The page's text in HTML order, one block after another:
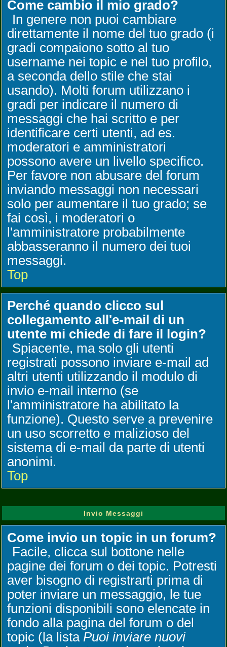
Come cambio il mio grado?
In genere non puoi cambiare
direttamente il nome del tuo grado (i
gradi compaiono sotto al tuo
username nei topic e nel tuo profilo,
a seconda dello stile che stai
usando). Molti forum utilizzano i
gradi per indicare il numero di
messaggi che hai scritto e per
identificare certi utenti, ad es.
moderatori e amministratori
possono avere un livello specifico.
Per favore non abusare del forum
inviando messaggi non necessari
solo per aumentare il tuo grado; se
fai così, i moderatori o
l'amministratore probabilmente
abbasseranno il numero dei tuoi
messaggi.
Top
Perché quando clicco sul
collegamento all'e-mail di un
utente mi chiede di fare il login?
Spiacente, ma solo gli utenti
registrati possono inviare e-mail ad
altri utenti utilizzando il modulo di
invio e-mail interno (se
l'amministratore ha abilitato la
funzione). Questo serve a prevenire
un uso scorretto e malizioso del
sistema di e-mail da parte di utenti
anonimi.
Top
Invio Messaggi
Come invio un topic in un forum?
Facile, clicca sul bottone nelle
pagine dei forum o dei topic. Potresti
aver bisogno di registrarti prima di
poter inviare un messaggio, le tue
funzioni disponibili sono elencate in
fondo alla pagina del forum o del
topic (la lista Puoi inviare nuovi